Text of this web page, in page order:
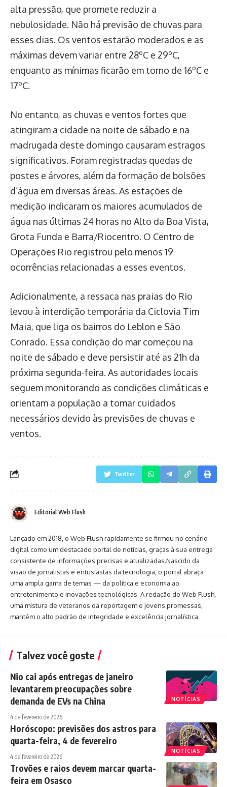
alta pressão, que promete reduzir a
nebulosidade. Não há previsão de chuvas para
esses dias. Os ventos estarão moderados e as
máximas devem variar entre 28ºC e 29ºC,
enquanto as mínimas ficarão em torno de 16ºC e
17ºC.
No entanto, as chuvas e ventos fortes que
atingiram a cidade na noite de sábado e na
madrugada deste domingo causaram estragos
significativos. Foram registradas quedas de
postes e árvores, além da formação de bolsões
d’água em diversas áreas. As estações de
medição indicaram os maiores acumulados de
água nas últimas 24 horas no Alto da Boa Vista,
Grota Funda e Barra/Riocentro. O Centro de
Operações Rio registrou pelo menos 19
ocorrências relacionadas a esses eventos.
Adicionalmente, a ressaca nas praias do Rio
levou à interdição temporária da Ciclovia Tim
Maia, que liga os bairros do Leblon e São
Conrado. Essa condição do mar começou na
noite de sábado e deve persistir até as 21h da
próxima segunda-feira. As autoridades locais
seguem monitorando as condições climáticas e
orientam a população a tomar cuidados
necessários devido às previsões de chuvas e
ventos.
Twitter
Editorial Web Flush
Lançado em 2018, o Web Flush rapidamente se firmou no cenário
digital como um destacado portal de notícias, graças à sua entrega
consistente de informações precisas e atualizadas.Nascido da
visão de jornalistas e entusiastas da tecnologia, o portal abraça
uma ampla gama de temas — da política e economia ao
entretenimento e inovações tecnológicas. A redação do Web Flush,
uma mistura de veteranos da reportagem e jovens promessas,
mantém o alto padrão de integridade e excelência jornalística.
Talvez você goste
NOTÍCIAS
Nio cai após entregas de janeiro
levantarem preocupações sobre
demanda de EVs na China
4 de fevereiro de 2026
NOTÍCIAS
Horóscopo: previsões dos astros para
quarta-feira, 4 de fevereiro
4 de fevereiro de 2026
Trovões e raios devem marcar quarta-
feira em Osasco